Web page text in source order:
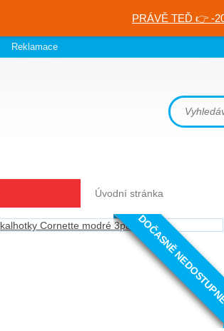
PRÁVĚ TEĎ 👉 -
Reklamace
Úvodní stránka
DOČASNĚ